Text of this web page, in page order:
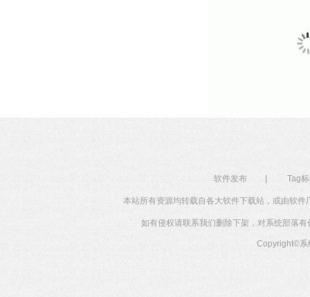
软件发布 Tag
本站所有资源均转载自各大软件下载站，或由软
如有侵权请联系我们删除下架，对系统部落
Copyright©系